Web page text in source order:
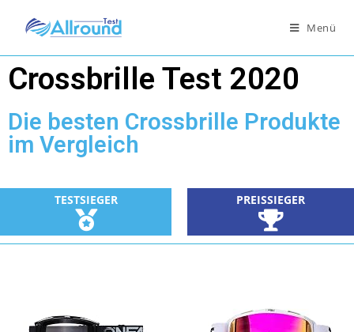
Menü
Crossbrille Test 2020
Die besten Crossbrille Produkte
im Vergleich
TESTSIEGER PREISSIEGER